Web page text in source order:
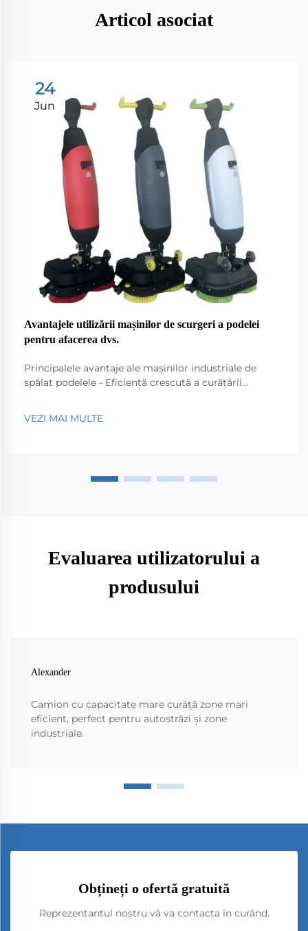
Articol asociat
24
Jun
Avantajele utilizării mașinilor de scurgeri a podelei
pentru afacerea dvs.
Principalele avantaje ale mașinilor industriale de
spălat podelele - Eficiență crescută a curățării
eficiență atunci când este vorba de curățare,
VEZI MAI MULTE
Evaluarea utilizatorului a
produsului
Alexander
Camion cu capacitate mare curăță zone mari
eficient, perfect pentru autostrăzi și zone
industriale.
Obțineți o ofertă gratuită
Reprezentantul nostru vă va contacta în curând.